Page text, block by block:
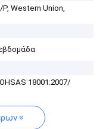
Western Union,
18001:2007/